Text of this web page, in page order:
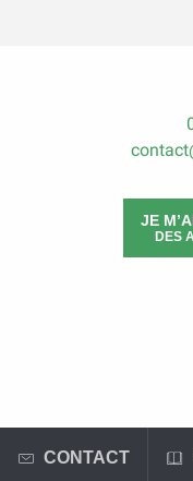
JE
DES
CONTACT